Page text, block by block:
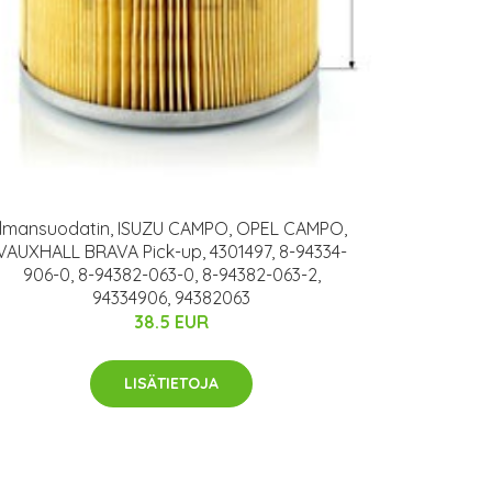
ISUZU CAMPO, OPEL CAMPO,
BRAVA Pick-up, 4301497, 8-94334-
906-0, 8-94382-063-0, 8-94382-063-2,
94334906, 94382063
38.5 EUR
LISÄTIETOJA